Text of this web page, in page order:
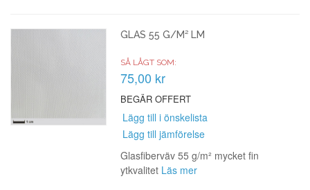
GLAS 55 G/M² LM
SÅ LÅGT SOM:
75,00 kr
BEGÄR OFFERT
Lägg till i önskelista
Lägg till jämförelse
Glasfiberväv 55 g/m² mycket fin
ytkvalitet Läs mer